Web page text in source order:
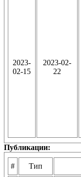
2023-
02-15
2023-02-
22
Публикации:
# Тип